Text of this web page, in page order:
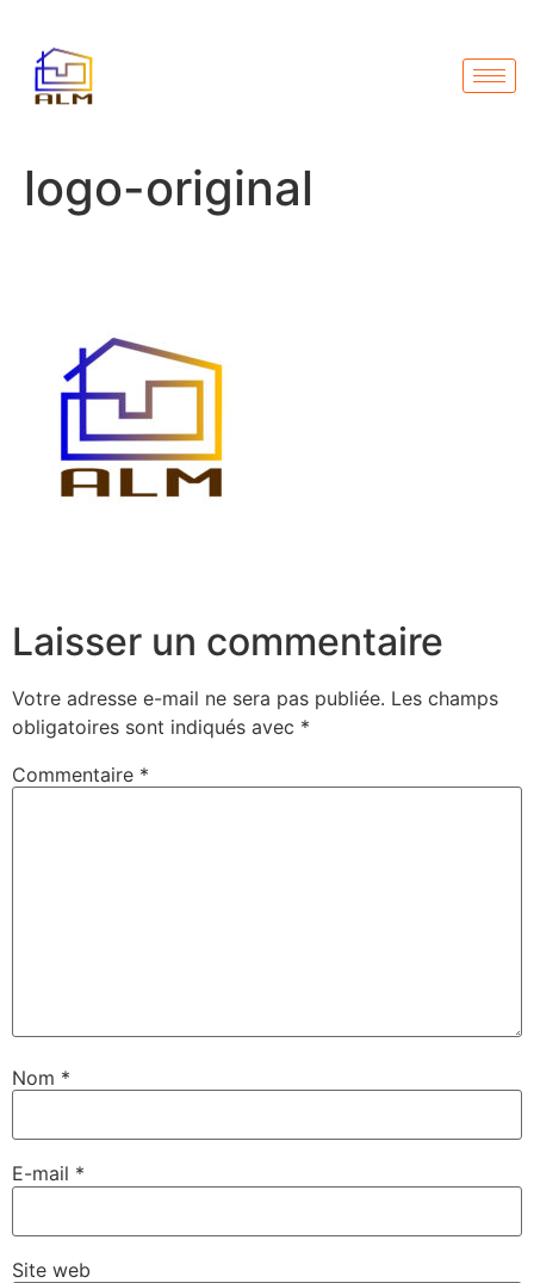
logo-original
Laisser un commentaire
Votre adresse e-mail ne sera pas publiée. Les champs
obligatoires sont indiqués avec *
Commentaire *
Nom *
E-mail *
Site web